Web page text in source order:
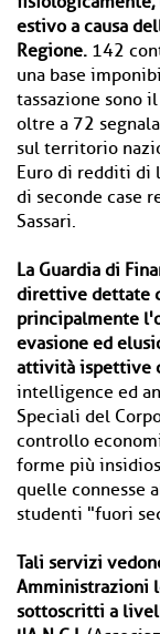
estivo a causa
Regione. 142
una base
tassazione sono
oltre a 72
sul territorio
Euro di redditi di
di seconde case
Sassari.
La Guardia di
direttive dettate
principalmente
evasione ed
attività ispettive
intelligence ed
Speciali del
controllo
forme più
quelle connesse
studenti "fuori
Tali servizi
Amministrazioni
sottoscritti a